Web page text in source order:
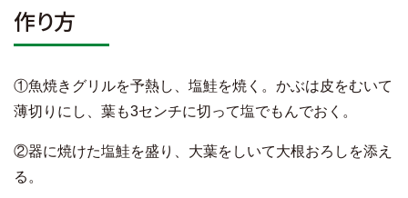
作り方
①魚焼きグリルを予熱し、塩鮭を焼く。かぶは皮をむいて
薄切りにし、葉も3センチに切って塩でもんでおく。
②器に焼けた塩鮭を盛り、大葉をしいて大根おろしを添え
る。